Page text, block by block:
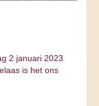
2 januari 2023
is het ons